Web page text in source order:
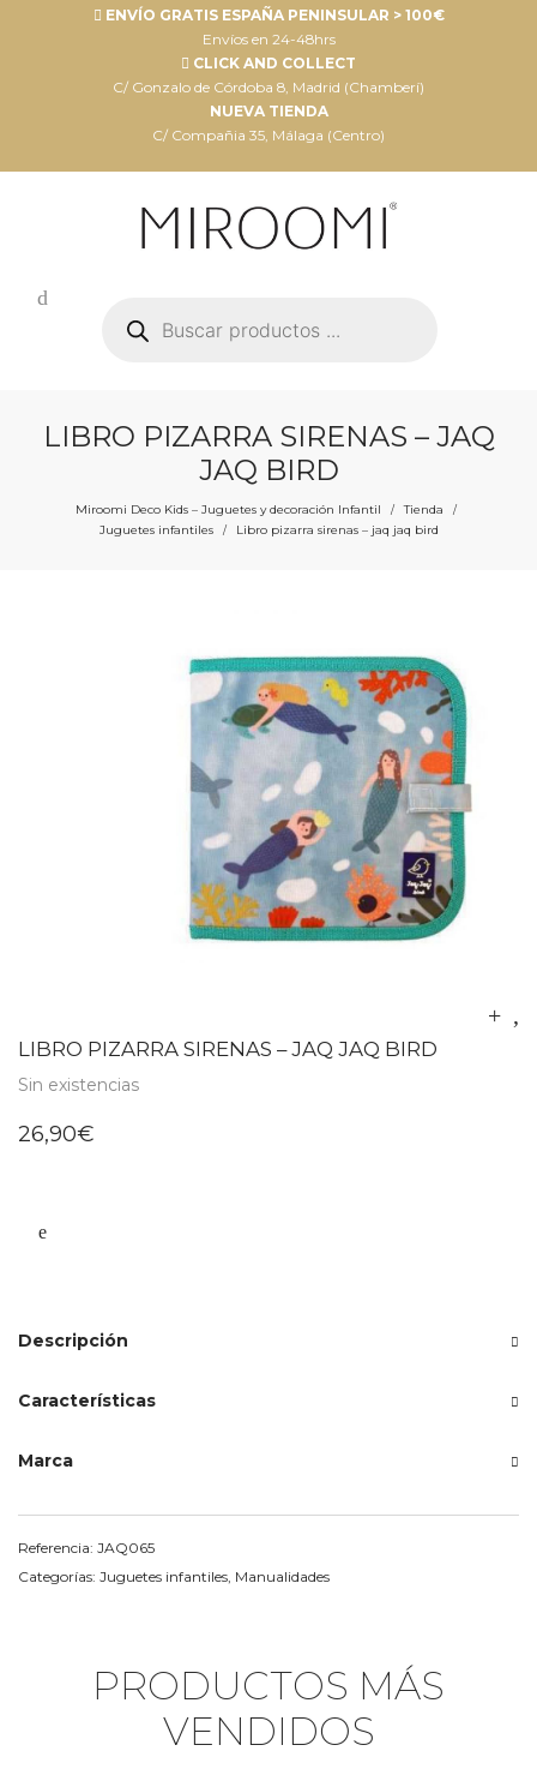
ENVÍO GRATIS ESPAÑA PENINSULAR > 100€
Envíos en 24-48hrs
CLICK AND COLLECT
C/ Gonzalo de Córdoba 8, Madrid (Chamberí)
NUEVA TIENDA
C/ Compañia 35, Málaga (Centro)
productos
LIBRO PIZARRA SIRENAS – JAQ
JAQ BIRD
Miroomi Deco Kids – Juguetes y decoración Infantil / Tienda /
Juguetes infantiles / Libro pizarra sirenas – jaq jaq bird
LIBRO PIZARRA SIRENAS – JAQ JAQ BIRD
Sin existencias
26,90€
Descripción
Características
Marca
Referencia: JAQ065
Categorías: Juguetes infantiles Manualidades
PRODUCTOS MÁS
VENDIDOS